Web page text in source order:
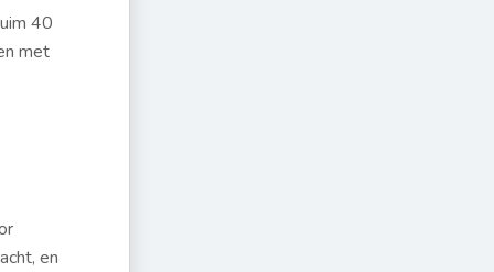
40
met
en